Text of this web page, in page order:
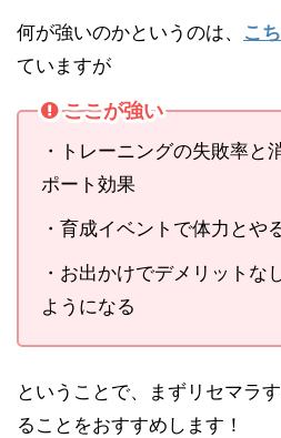
何が強いのかというのは、 こ
ていますが
ここが強い
・トレーニングの失敗率と
ポート効果
・育成イベントで体力とや
・お出かけでデメリットな
ようになる
ということで、まずリセマラ
ることをおすすめします！